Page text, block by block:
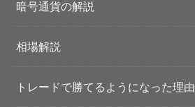
暗号通貨の解説
相場解説
トレードで勝てるようになった理由